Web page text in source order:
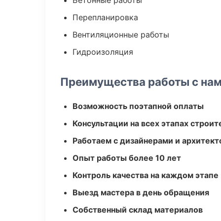
Перепланировка
Вентиляционные работы
Гидроизоляция
Преимущества работы с
Возможность поэтапной оплаты
Консультации на всех этапах
Работаем с дизайнерами и
Опыт работы более 10 лет
Контроль качества на каждом этапе
Выезд мастера в день обращения
Собственный склад материалов